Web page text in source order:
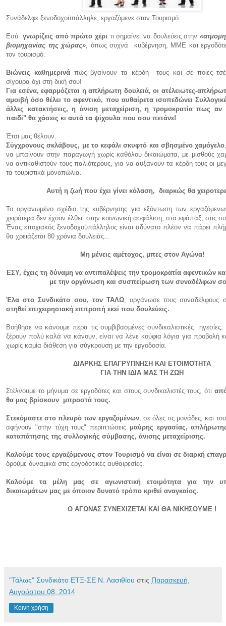
Συνάδελφε ξενοδοχοϋπάλληλε, εργαζόμενε στον Τουρισμό
Εσύγνωρίζεις από πρώτο χέρι τι σημαίνει να δουλεύεις στην
βιομηχανίας της χώρας», όπως συχνά κυβέρνηση, ΜΜΕ και
τον τουρισμό.
Βιώνεις καθημερινάπώς βγαίνουν τα κέρδη τους και σε ποιες
σίγουρα όχι στη δική σου!
Για εσένα, εφαρμόζεται η απλήρωτη δουλειά, οι ατέλειωτες-
αμοιβή όσο θέλει το αφεντικό, που αυθαίρετα ισοπεδώνει
άλλες κατακτήσεις, η άνιση μεταχείριση, η τρομοκρατία πως αν
παιδί" θα χάσεις κι αυτά τα ψίχουλα που σου πετάνε!
Έτσι μας θέλουν.
Σύγχρονους σκλάβους, με το κεφάλι σκυφτό και σβησμένο χαμόγελο
να μπαίνουν στην παραγωγή χωρίς καθόλου δικαιώματα, με μισθούς
να αντικαθιστούν τους παλιότερους, για να αυξάνουν τα κέρδη τους οι
τα τουριστικά μονοπώλια.
Αυτή η ζωή που έχει γίνει κόλαση, διαρκώς θα
Το οργανωμένο σχέδιο της κυβέρνησης για εξόντωση των
χειρότερα δεν έχουν έλθει στην κοινωνική ασφάλιση, στα εφάπαξ, στις
Ένας εποχιακός ξενοδοχοϋπάλληλος είναι αδύνατο πλέον να πάρει
θα χρειάζεται 80 χρόνια δουλειάς...
Μη μένεις αμέτοχος, μπες στον Αγώνα!
ΕΣΥ, έχεις τη δύναμη να αντιπαλέψεις την τρομοκρατία αφεντικών
με την οργάνωση και συσπείρωση των συναδέλφων
Έλα στο Συνδικάτο σου, τον ΤΑΛΩ, οργάνωσε τους συναδέλφους
στηθεί επιχειρησιακή επιτροπή εκεί που δουλεύεις.
Βοήθησε να κάνουμε πέρα τις συμβιβασμένες συνδικαλιστικές
ξέρουν πολύ καλά να κάνουν, είναι να λένε κούφια λόγια για προβολή
χωρίς καμία διάθεση για σύγκρουση με την εργοδοσία.
ΔΙΑΡΚΗΣ ΕΠΑΓΡΥΠΝΗΣΗ ΚΑΙ ΕΤΟΙΜΟΤΗΤΑ
ΓΙΑ ΤΗΝ ΙΔΙΑ ΜΑΣ ΤΗ ΖΩΗ
Στέλνουμε το μήνυμα σε εργοδότες και στους συνδικαλιστές τους, ότι
θα μας βρίσκουν μπροστά τους.
Στεκόμαστε στο πλευρό των εργαζομένων, σε όλες τις μονάδες, και
αφήνουν "στην τύχη τους" περιπτώσεις μαύρης εργασίας,
καταπάτησης της συλλογικής σύμβασης, άνισης μεταχείρισης.
Καλούμε τους εργαζόμενους στον Τουρισμό να είναι σε διαρκή
δρούμε δυναμικά στις εργοδοτικές αυθαιρεσίες.
Καλούμε τα μέλη μας σε αγωνιστική ετοιμότητα για την
δικαιωμάτων μας με όποιον δυνατό τρόπο κριθεί αναγκαίος.
Ο ΑΓΩΝΑΣ ΣΥΝΕΧΙΖΕΤΑΙ ΚΑΙ ΘΑ ΝΙΚΗΣΟΥΜΕ !
"Τάλως" Συνδικάτο ΕΤΞ-ΣΕ Ν. Λασιθίου στις Παρασκευή,
Αυγούστου 08, 2014
Κοινή χρήση